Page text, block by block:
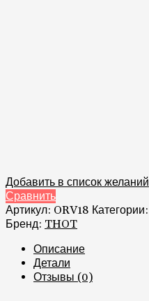
Добавить в список желаний
Сравнить
Артикул: ORV18 Категории:
Бренд: THOT
Описание
Детали
Отзывы (0)